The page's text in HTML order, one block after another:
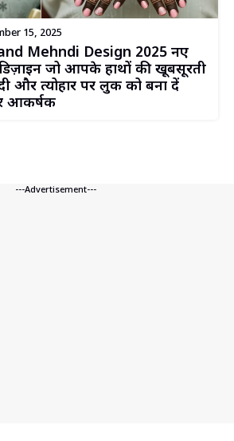
15, 2025
Mehndi Design 2025 नए
डिज़ाइन जो आपके हाथों की खूबसूरती
और त्योहार पर लुक को बना दें
आकर्षक
---Advertisement---